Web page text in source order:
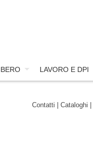
LAVORO E DPI
Contatti Cataloghi